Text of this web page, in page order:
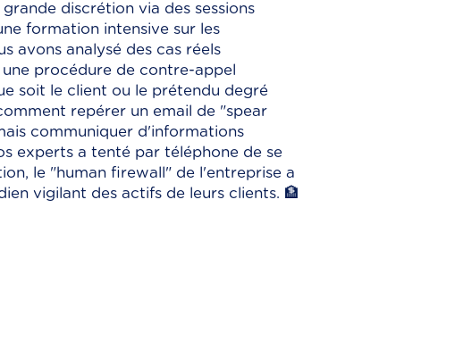
discrétion via des sessions
formation intensive sur les
avons analysé des cas réels
procédure de contre-appel
soit le client ou le prétendu degré
repérer un email de "spear
communiquer d'informations
experts a tenté par téléphone de se
le "human firewall" de l'entreprise a
vigilant des actifs de leurs clients. 🏦